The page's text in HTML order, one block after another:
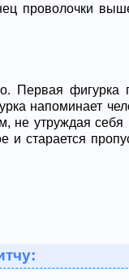
проволочки
Первая
напоминает
не утруждая
старается